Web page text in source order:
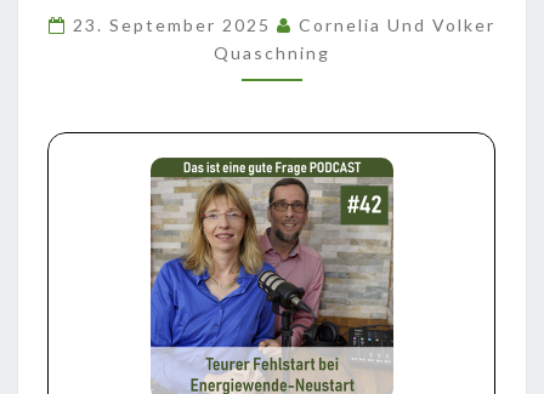
ENERGIEWENDE-
NEUSTART
23. September 2025
Cornelia Und Volker
Quaschning